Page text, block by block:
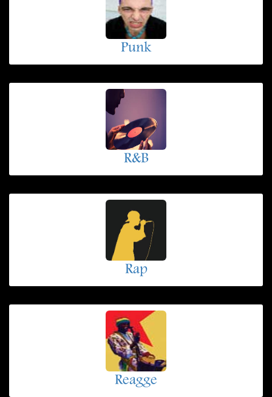
Punk
R&B
Rap
Reagge